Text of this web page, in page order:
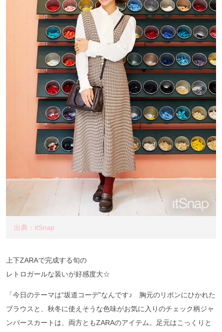
出典：itSnap
上下ZARAで完成する旬の
レトロガールな装いが好感度大☆
「今日のテーマは“坂道コーデ”なんです♪ 胸元のリボンにひかれた
ブラウスと、秋冬に使えそうな色味がお気に入りのチェック柄ジャ
ンパースカートは、両方ともZARAのアイテム。足元はこっくりと